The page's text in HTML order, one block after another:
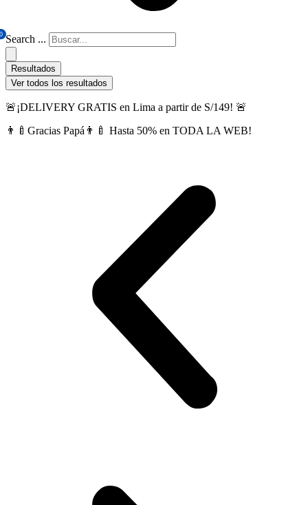
0 Search ...
Resultados
Ver todos los resultados
🚨¡DELIVERY GRATIS en Lima a partir de S/149! 🚨
👨‍🍼Gracias Papá👨‍🍼 Hasta 50% en TODA LA WEB!